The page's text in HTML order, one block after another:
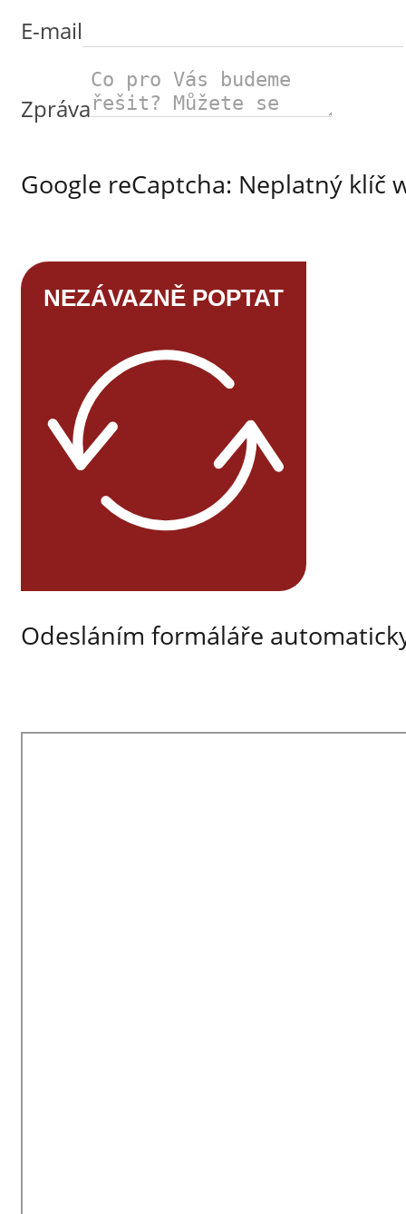
E-mail
Zpráva
Google reCaptcha: Neplatný klíč
NEZÁVAZNĚ POPTAT
Odesláním formáláře